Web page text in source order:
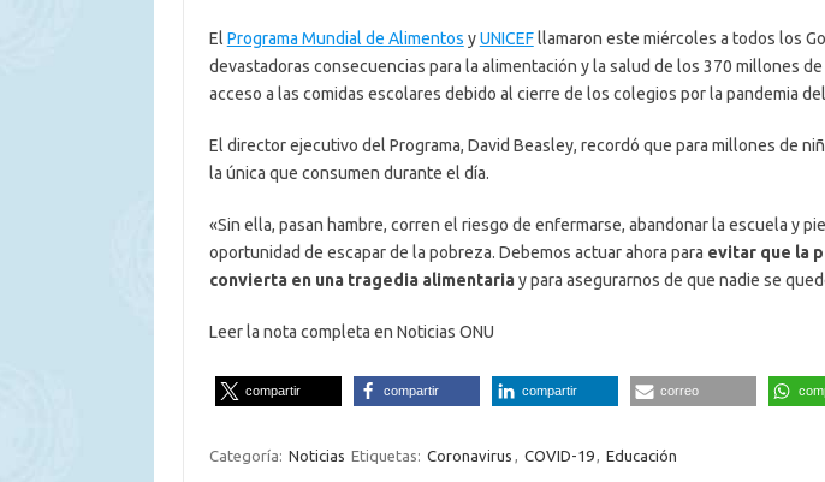
El Programa Mundial de Alimentos yUNICEFllamaron este miércoles a todos los
devastadoras consecuencias para la alimentación y la salud de los 370 millones
acceso a las comidas escolares debido al cierre de los colegios por la pandemia
El director ejecutivo del Programa, David Beasley, recordó que para millones de
la única que consumen durante el día.
«Sin ella, pasan hambre, corren el riesgo de enfermarse, abandonar la escuela y
oportunidad de escapar de la pobreza. Debemos actuar ahora para evitar que la
convierta en una tragedia alimentariay para asegurarnos de que nadie se
Leer la nota completa en Noticias ONU
compartir compartir compartir correo
Categoría: Noticias Etiquetas: Coronavirus , COVID-19, Educación